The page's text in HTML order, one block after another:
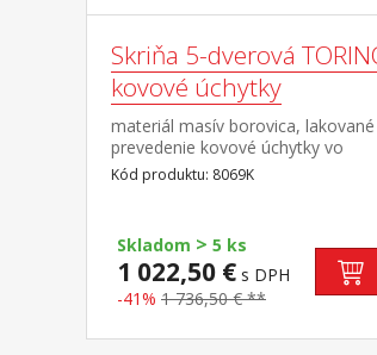
Skriňa 5-dverová
kovové úchytky
materiál masív borovica, lakované
prevedenie kovové úchytky vo
farebnom prevedení černená
mosadz priestor delený v pomere
šatníková tyč a polica na klobúky v
strednej úzkej časti 3 police v
spodnej časti 3 zásuvky s kovovými
pojazdmi odporúčaný nadstavec
Kód produktu: 8069K
Skladom > 5 ks
1 022,50 € s DPH
-41% 1 736,50 € **